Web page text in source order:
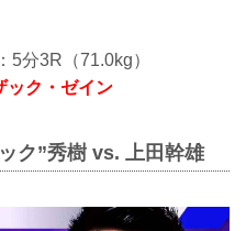
5分3R（71.0kg）
ック・ゼイン
ク”秀樹 vs. 上田幹雄